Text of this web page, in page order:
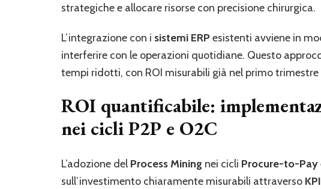
strategiche e allocare risorse con precisione chirurgica.
L’integrazione con i sistemi ERP esistenti avviene in
interferire con le operazioni quotidiane. Questo
tempi ridotti, con ROI misurabili già nel primo
ROI quantificabile:
nei cicli P2P e O2C
L’adozione del Process Mining nei cicli Procure-to-Pay
sull’investimento chiaramente misurabili attraverso